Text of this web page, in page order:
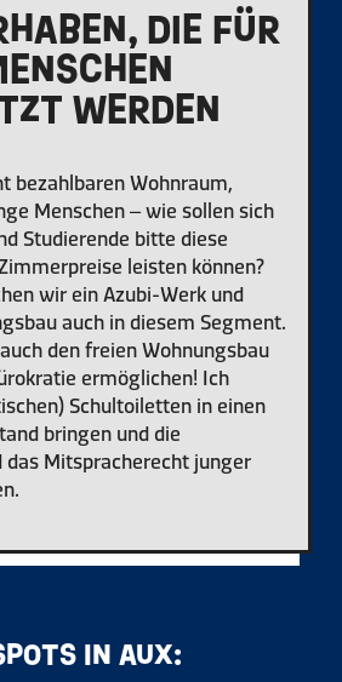
DIE FÜR
WERDEN
bezahlbaren Wohnraum,
Menschen – wie sollen sich
Studierende bitte diese
leisten können?
wir ein Azubi-Werk und
auch in diesem Segment.
den freien Wohnungsbau
ermöglichen! Ich
Schultoiletten in einen
bringen und die
Mitspracherecht junger
IN AUX: